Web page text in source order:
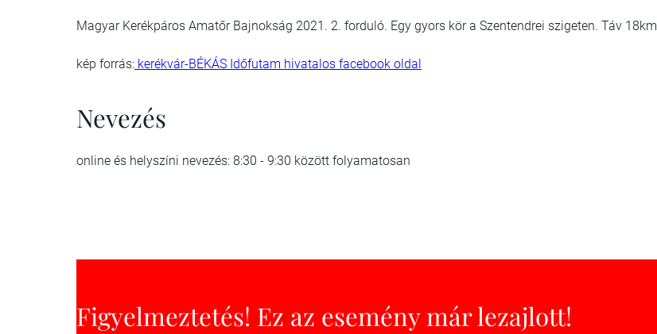
Magyar Kerékpáros Amatőr Bajnokság 2021. 2. forduló. Egy gyors kör a Szentendrei szigeten. Táv 18km
kép forrás: kerékvár-BÉKÁS Időfutam hivatalos facebook oldal
Nevezés
online és helyszíni nevezés: 8:30 - 9:30 között folyamatosan
Figyelmeztetés! Ez az esemény már lezajlott!